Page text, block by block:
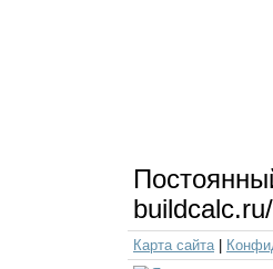
Карта сайта|